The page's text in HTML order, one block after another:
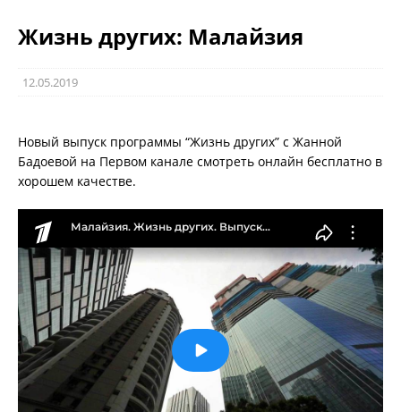
Жизнь других: Малайзия
12.05.2019
Новый выпуск программы “Жизнь других” с Жанной
Бадоевой на Первом канале смотреть онлайн бесплатно в
хорошем качестве.